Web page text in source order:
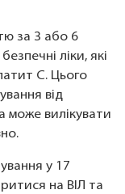
за 3 або 6
ліки, які
С. Цього
від
може вилікувати
у 17
на ВІЛ та